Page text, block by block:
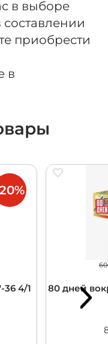
в выборе
приобрести
в
4/1
80 дней